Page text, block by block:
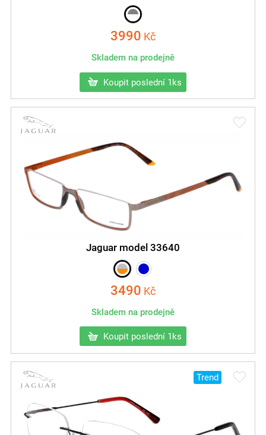
3990 Kč
Skladem na prodejně
Koupit poslední 1ks
Jaguar model 33640
3490 Kč
Skladem na prodejně
Koupit poslední 1ks
Trend